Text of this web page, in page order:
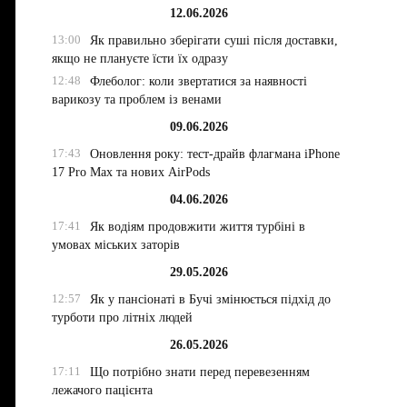
12.06.2026
13:00
Як правильно зберігати суші після доставки,
якщо не плануєте їсти їх одразу
12:48
Флеболог: коли звертатися за наявності
варикозу та проблем із венами
09.06.2026
17:43
Оновлення року: тест-драйв флагмана iPhone
17 Pro Max та нових AirPods
04.06.2026
17:41
Як водіям продовжити життя турбіні в
умовах міських заторів
29.05.2026
12:57
Як у пансіонаті в Бучі змінюється підхід до
турботи про літніх людей
26.05.2026
17:11
Що потрібно знати перед перевезенням
лежачого пацієнта